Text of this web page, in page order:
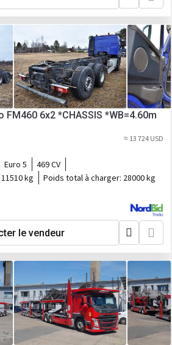
6x2 *CHASSIS *WB=4.60m
≈ 13 724 USD
Euro 5
469 CV
11510 kg Poids total à charger: 28000 kg
le vendeur